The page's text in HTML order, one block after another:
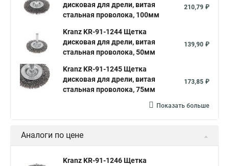
дисковая для дрели, витая
стальная проволока, 100мм
210,79 ₽
Kranz KR-91-1244 Щетка
дисковая для дрели, витая
стальная проволока, 50мм
139,90 ₽
Kranz KR-91-1245 Щетка
дисковая для дрели, витая
стальная проволока, 75мм
173,85 ₽
Показать больше
Аналоги по цене
Kranz KR-91-1246 Щетка